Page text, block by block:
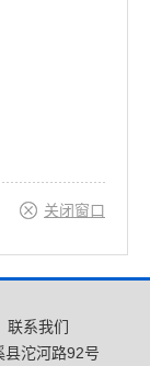
关闭窗口
联系我们
县沱河路92号